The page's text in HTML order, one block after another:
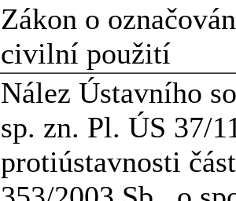
Zákon o
civilní použití
Nález Ústavního
sp. zn. Pl. ÚS 37/
protiústavnosti